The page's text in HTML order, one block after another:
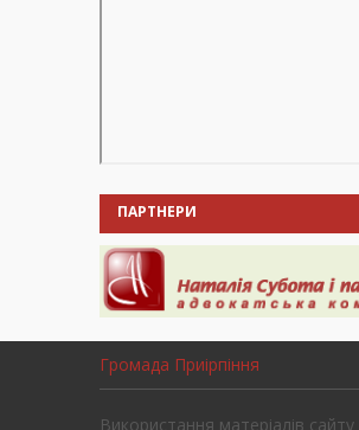
ПАРТНЕРИ
Громада Приірпіння
Використання матеріалів